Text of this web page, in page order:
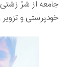
جامعه از شرّ
خودپرستی و تزویر